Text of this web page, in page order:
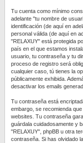
Tu cuenta como mínimo
adelante "tu nombre de
identificación (de aquí en
personal válida (de aquí en
"RELAXUY" está protegida
país en el que estamos
usuario, tu contraseña y tu
proceso de registro será
cualquier caso, tú tienes la
públicamente exhibida.
desactivar los emails
Tu contraseña está
embargo, se recomienda
websites. Tu contraseña
guárdala cuidadosamente y
"RELAXUY", phpBB u otra
contraseña. Si has olvidado